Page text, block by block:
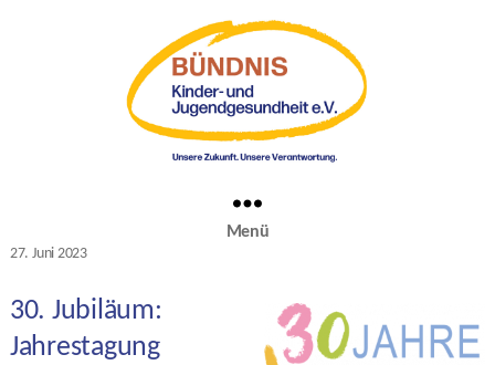
Menü
Kategorien
Veröffentlichungsdatum
27. Juni 2023
30. Jubiläum:
Jahrestagung